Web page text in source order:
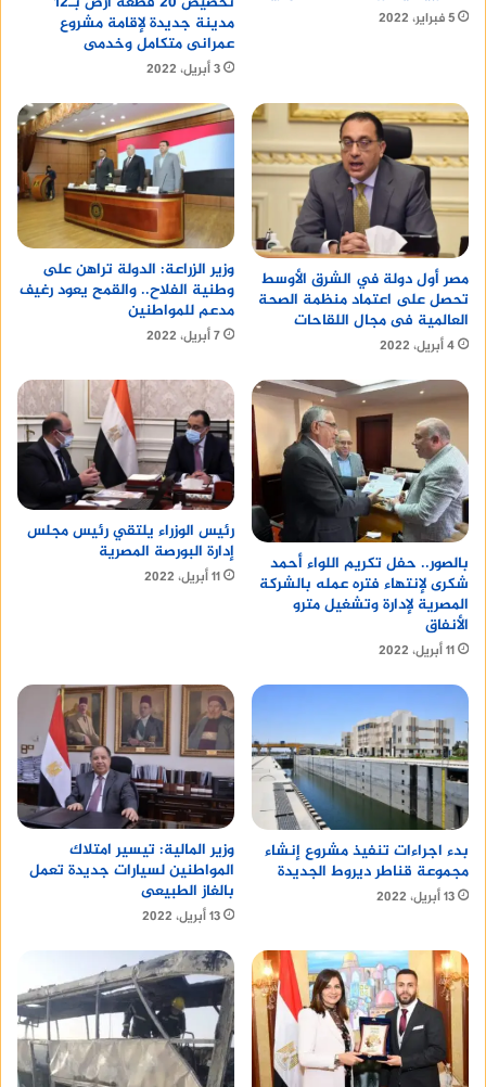
5 فبراير، 2022
مدينة جديدة لإقامة مشروع
عمرانى متكامل وخدمى
3 أبريل، 2022
مصر أول دولة في الشرق الأوسط
تحصل على اعتماد منظمة الصحة
العالمية فى مجال اللقاحات
4 أبريل، 2022
وزير الزراعة: الدولة تراهن على
وطنية الفلاح.. والقمح يعود رغيف
مدعم للمواطنين
7 أبريل، 2022
بالصور.. حفل تكريم اللواء أحمد
شكرى لإنتهاء فتره عمله بالشركة
المصرية لإدارة وتشغيل مترو
الأنفاق
11 أبريل، 2022
رئيس الوزراء يلتقي رئيس مجلس
إدارة البورصة المصرية
11 أبريل، 2022
بدء اجراءات تنفيذ مشروع إنشاء
مجموعة قناطر ديروط الجديدة
13 أبريل، 2022
وزير المالية: تيسير امتلاك
المواطنين لسيارات جديدة تعمل
بالغاز الطبيعى
13 أبريل، 2022